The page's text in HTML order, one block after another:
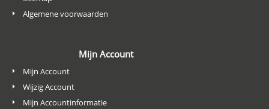
Algemene voorwaarden
Mijn Account
Mijn Account
Wijzig Account
Mijn Accountinformatie